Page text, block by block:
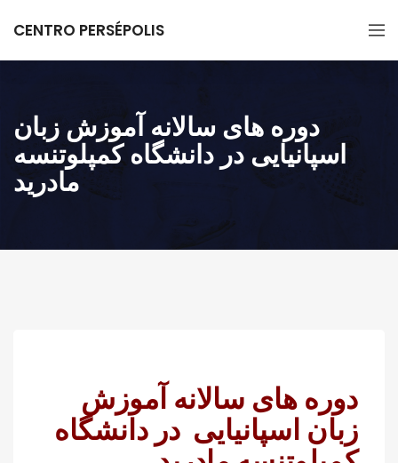
CENTRO PERSÉPOLIS
دوره های سالانه آموزش زبان
اسپانیایی در دانشگاه کمپلوتنسه
مادرید
زبان اسپانیایی در دانشگاه